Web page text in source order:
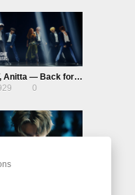
TXT, Anitta — Back for More
0